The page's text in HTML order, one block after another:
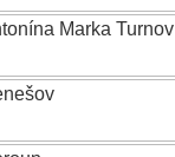
Marka Turnov